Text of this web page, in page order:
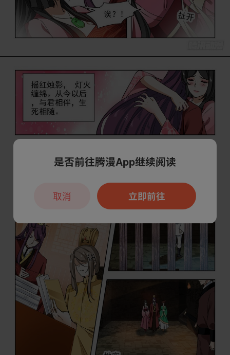
是否前往腾漫App继续阅读
立即前往
取消